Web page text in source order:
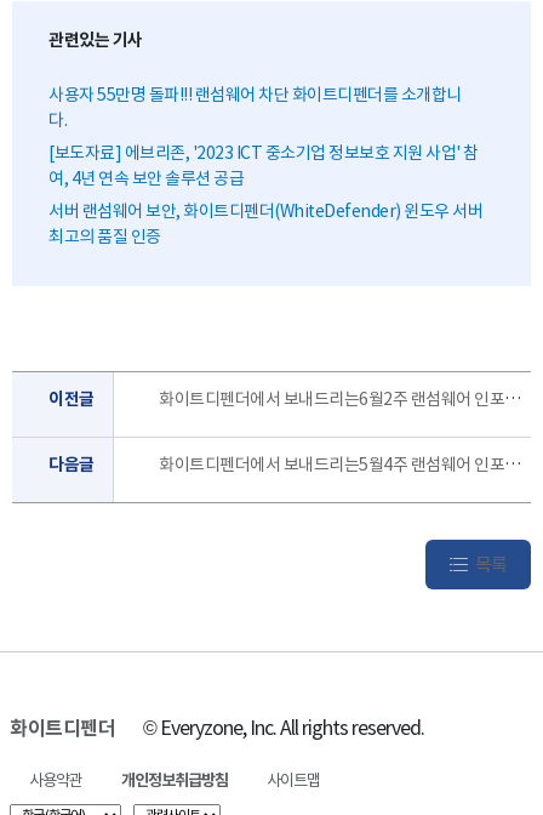
관련있는 기사
사용자 55만명 돌파!!! 랜섬웨어 차단 화이트디펜더를 소개합니
다.
[보도자료] 에브리존, '2023 ICT 중소기업 정보보호 지원 사업' 참
여, 4년 연속 보안 솔루션 공급
서버 랜섬웨어 보안, 화이트디펜더(WhiteDefender) 윈도우 서버
최고의 품질 인증
이전글 화이트디펜더에서 보내드리는6월2주 랜섬웨어 인포 레터 입니다.
다음글 화이트디펜더에서 보내드리는5월4주 랜섬웨어 인포 레터 입니다.
목록
화이트디펜더 © Everyzone, Inc. All rights reserved.
사용약관 개인정보취급방침 사이트맵